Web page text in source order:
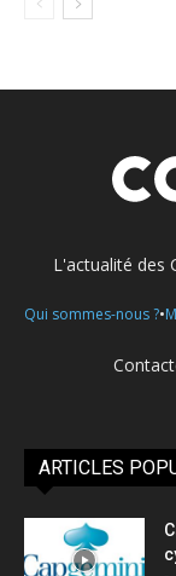
L'actualité des
Qui sommes-nous ?•
ARTICLES